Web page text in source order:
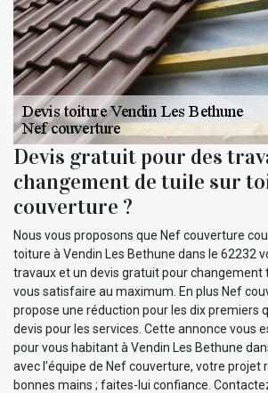
Devis gratuit pour des
changement de tuile sur
couverture ?
Nous vous proposons que Nef couverture
toiture à Vendin Les Bethune dans le 62232
travaux et un devis gratuit pour changement
vous satisfaire au maximum. En plus Nef
propose une réduction pour les dix premiers
devis pour les services. Cette annonce vous
pour vous habitant à Vendin Les Bethune
avec l’équipe de Nef couverture, votre projet
bonnes mains ; faites-lui confiance.